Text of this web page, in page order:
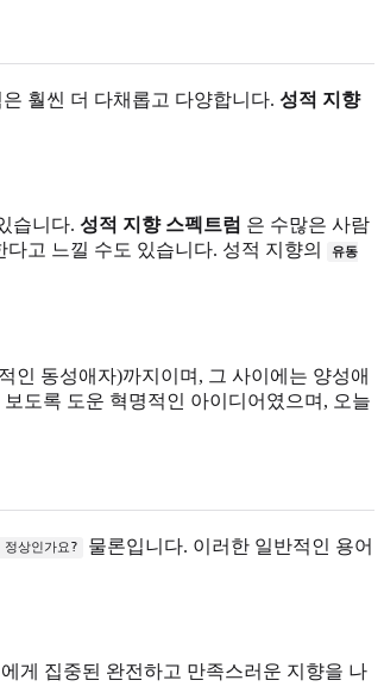
훨씬 더 다채롭고 다양합니다. 성적 지향
습니다. 성적 지향 스펙트럼 은 수많은 사람
고 느낄 수도 있습니다. 성적 지향의
유동
인 동성애자)까지이며, 그 사이에는 양성애
도록 도운 혁명적인 아이디어였으며, 오늘
상인가요?
물론입니다. 이러한 일반적인 용어
게 집중된 완전하고 만족스러운 지향을 나